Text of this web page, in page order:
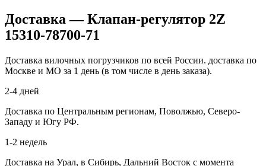
Доставка — Клапан-регулятор 2Z
15310-78700-71
Доставка вилочных погрузчиков по всей России. доставка по
Москве и МО за 1 день (в том числе в день заказа).
2-4 дней
Доставка по Центральным регионам, Поволжью, Северо-
Западу и Югу РФ.
1-2 недель
Доставка на Урал, в Сибирь, Дальний Восток с момента